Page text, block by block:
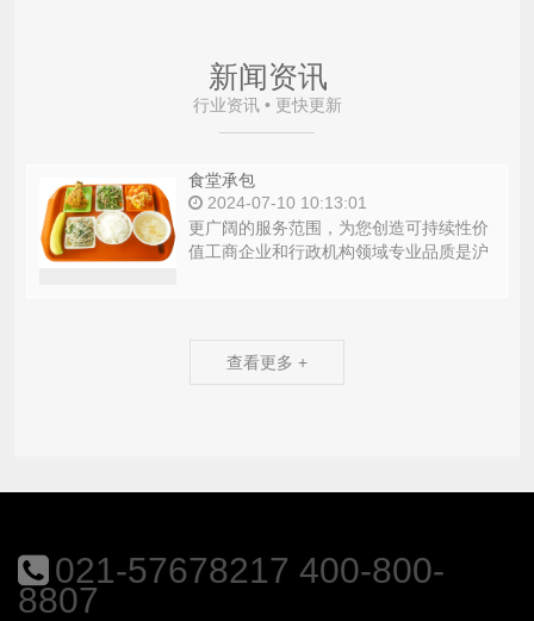
新闻资讯
行业资讯 • 更快更新
食堂承包
2024-07-10 10:13:01
更广阔的服务范围，为您创造可持续性价
值工商企业和行政机构领域专业品质是沪
查看更多 +
021-57678217 400-800-
8807